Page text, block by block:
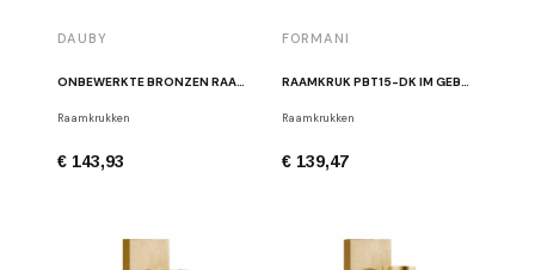
DAUBY
ONBEWERKTE BRONZEN RAAMKRUK PH1928 DK DX RECHTS RB
Raamkrukken
€ 143,93
FORMANI
RAAMKRUK PBT15-DK IM GEBORSTELD GOUD
Raamkrukken
€ 139,47